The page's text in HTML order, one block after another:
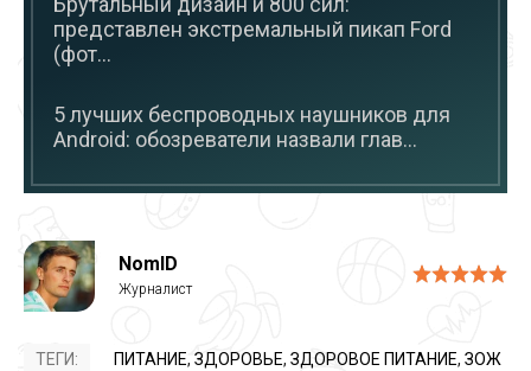
представлен экстремальный пикап Ford
(фот...
5 лучших беспроводных наушников для
Android: обозреватели назвали глав...
NomID
ТЕГИ: ПИТАНИЕ, ЗДОРОВЬЕ, ЗДОРОВОЕ ПИТАНИЕ, ЗОЖ